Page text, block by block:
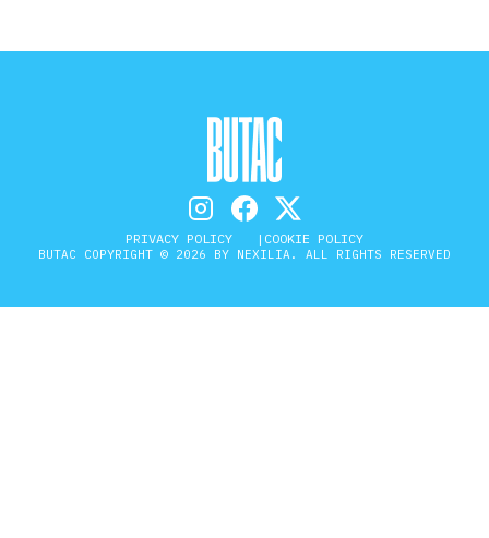
PRIVACY POLICY COOKIE POLICY
BUTAC COPYRIGHT © 2026 BY NEXILIA. ALL RIGHTS RESERVED